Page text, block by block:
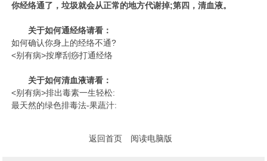
你经络通了，垃圾就会从正常的地方代谢掉;第四，清血液。
关于如何通经络请看：
如何确认你身上的经络不通?
<别有病>按摩刮痧打通经络
关于如何清血液请看：
<别有病>排出毒素一生轻松:
最天然的绿色排毒法-果蔬汁:
返回首页 阅读电脑版